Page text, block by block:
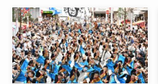
け、3歳から有料
2026年8月8日